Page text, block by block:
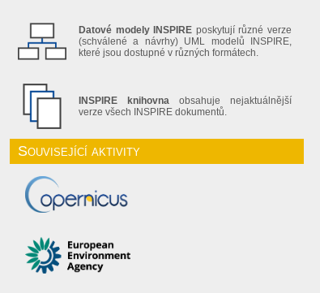
Datové modely INSPIRE poskytují různé verze
(schválené a návrhy) UML modelů INSPIRE,
které jsou dostupné v různých formátech.
INSPIRE knihovna obsahuje nejaktuálnější
verze všech INSPIRE dokumentů.
Související aktivity